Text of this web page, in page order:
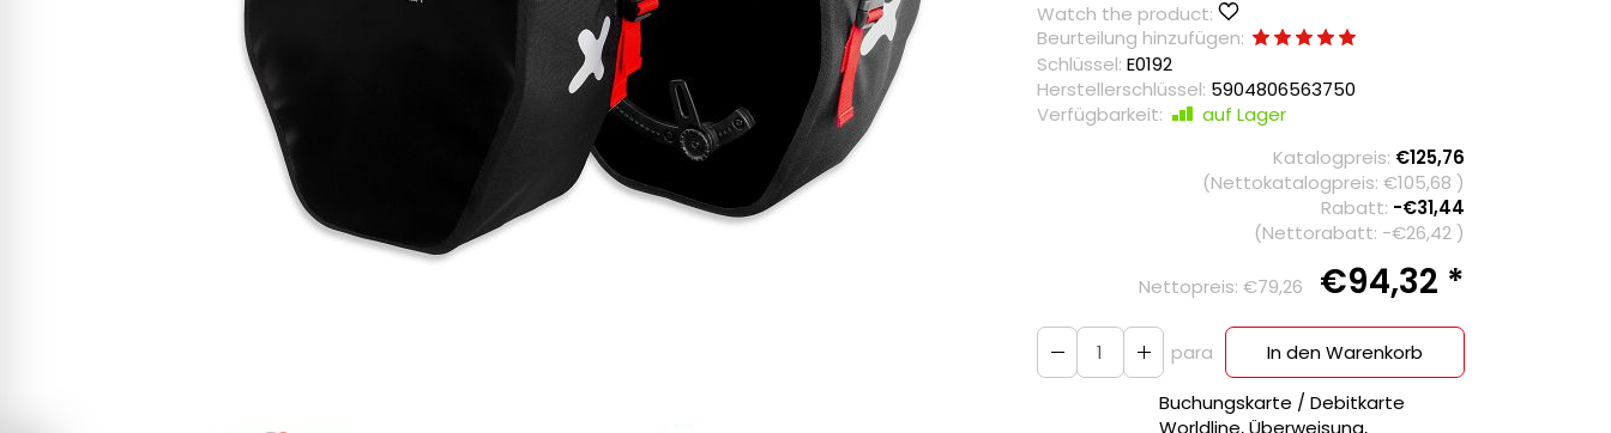
Watch the product:
Beurteilung hinzufügen:
Schlüssel: E0192
Herstellerschlüssel: 5904806563750
Verfügbarkeit:
auf Lager
Katalogpreis: €125,76
(Nettokatalogpreis: €105,68 )
Rabatt: -€31,44
(Nettorabatt: -€26,42)
Nettopreis: €79,26 €94,32 *
para
In den Warenkorb
Buchungskarte / Debitkarte
Worldline, Überweisung,